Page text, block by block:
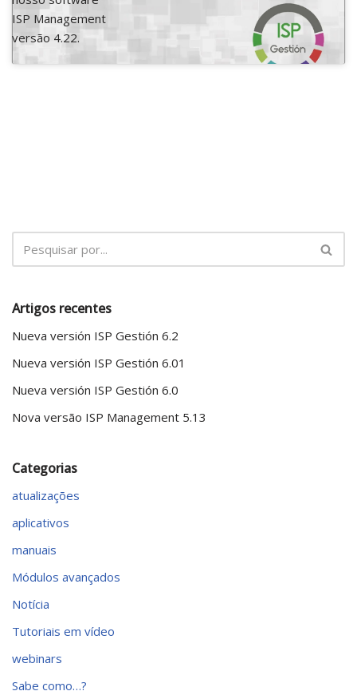
ISP Management
versão 4.22.
Artigos recentes
Nueva versión ISP Gestión 6.2
Nueva versión ISP Gestión 6.01
Nueva versión ISP Gestión 6.0
Nova versão ISP Management 5.13
Categorias
atualizações
aplicativos
manuais
Módulos avançados
Notícia
Tutoriais em vídeo
webinars
Sabe como…?